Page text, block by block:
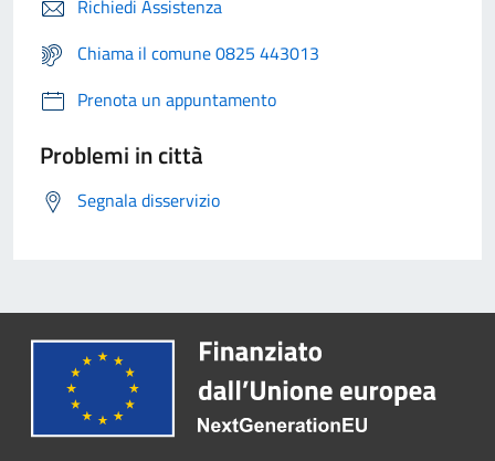
Richiedi Assistenza
Chiama il comune 0825 443013
Prenota un appuntamento
Problemi in città
Segnala disservizio